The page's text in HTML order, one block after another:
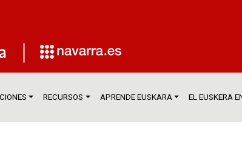
RECURSOS APRENDE EUSKARA EL EUSKERA